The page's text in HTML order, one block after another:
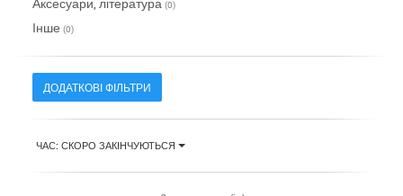
(0)
Інше (0)
ДОДАТКОВІ ФІЛЬТРИ
ЧАС: СКОРО ЗАКІНЧУЮТЬСЯ